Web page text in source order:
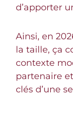
d’apporter
Ainsi, en
la taille, ça
contexte
partenaire
clés d’une